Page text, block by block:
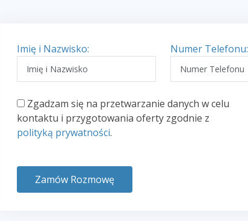
Imię i Nazwisko: Numer Telefonu:
Zgadzam się na przetwarzanie danych w celu
kontaktu i przygotowania oferty zgodnie z
polityką prywatności.
Zamów Rozmowę